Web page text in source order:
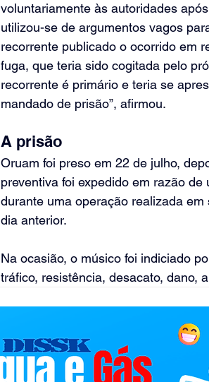
voluntariamente às autoridades
utilizou-se de argumentos vagos
recorrente publicado o ocorrido em
fuga, que teria sido cogitada pelo
recorrente é primário e teria se
mandado de prisão”, afirmou.
A prisão
Oruam foi preso em 22 de julho,
preventiva foi expedido em razão
durante uma operação realizada
dia anterior.
Na ocasião, o músico foi indiciado
tráfico, resistência, desacato, dano,